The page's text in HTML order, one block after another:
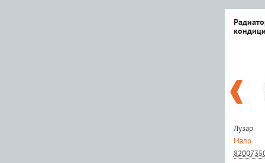
Лузар
Мало